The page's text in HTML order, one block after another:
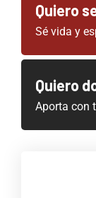
Quiero
Sé vida y
Quiero
Aporta con